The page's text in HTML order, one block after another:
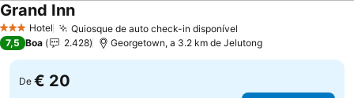
3 EstrelasHotel Quiosque de auto check-in disponível
Grand Inn
7,5 Boa 2.428 Georgetown, a 3.2 km de Jelutong
De € 20